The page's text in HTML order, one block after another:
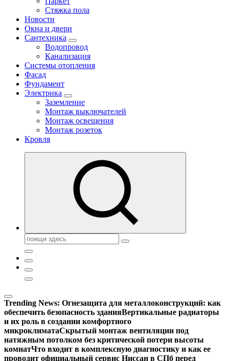
Стяжка пола
Новости
Окна и двери
Сантехника
Водопровод
Канализация
Системы отопления
Фасад
Фундамент
Электрика
Заземление
Монтаж выключателей
Монтаж освещения
Монтаж розеток
Кровля
Поиск:
Trending News: Огнезащита для металлоконструкций: как
обеспечить безопасность зданияВертикальные радиаторы
и их роль в создании комфортного
микроклиматаСкрытый монтаж вентиляции под
натяжным потолком без критической потери высоты
комнатЧто входит в комплексную диагностику и как ее
проводит официальный сервис Ниссан в СПб перед